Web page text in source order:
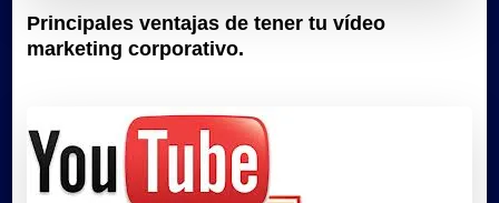
Principales ventajas de tener tu vídeo
marketing corporativo.